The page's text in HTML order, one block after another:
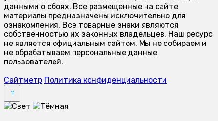
данными о сбоях. Все размещенные на сайте
материалы предназначены исключительно для
ознакомления. Все товарные знаки являются
собственностью их законных владельцев. Наш ресурс
не является официальным сайтом. Мы не собираем и
не обрабатываем персональные данные
пользователей.
Сайтметр Политика конфиденциальности